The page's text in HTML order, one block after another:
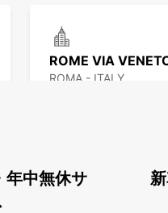
ROME VIA
ROMA - ITALY
ROME CORSO
中無休サ